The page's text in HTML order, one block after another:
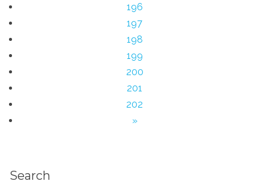
196
197
198
199
200
201
202
»
Search